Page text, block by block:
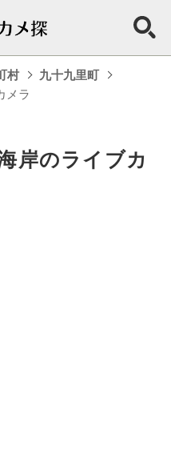
村
九十九里町
メラ
岸のライブカ